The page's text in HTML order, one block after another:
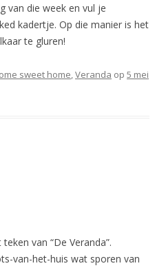
van die week en vul je
kadertje. Op die manier is het
te gluren!
sweet home,Veranda op 5 mei
van “De Veranda”.
van-het-huis wat sporen van